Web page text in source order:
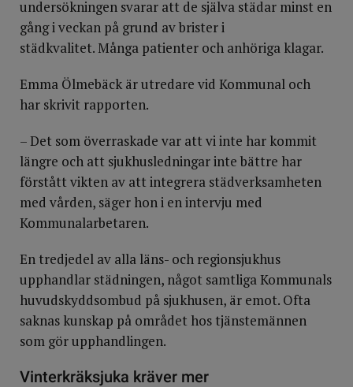
undersökningen svarar att de själva städar minst en
gång i veckan på grund av brister i
städkvalitet. Många patienter och anhöriga klagar.
Emma Ölmebäck är utredare vid Kommunal och
har skrivit rapporten.
– Det som överraskade var att vi inte har kommit
längre och att sjukhusledningar inte bättre har
förstått vikten av att integrera städverksamheten
med vården, säger hon i en intervju med
Kommunalarbetaren.
En tredjedel av alla läns- och regionsjukhus
upphandlar städningen, något samtliga Kommunals
huvudskyddsombud på sjukhusen, är emot. Ofta
saknas kunskap på området hos tjänstemännen
som gör upphandlingen.
Vinterkräksjuka kräver mer